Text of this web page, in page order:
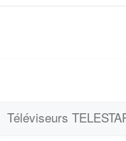
Téléviseurs